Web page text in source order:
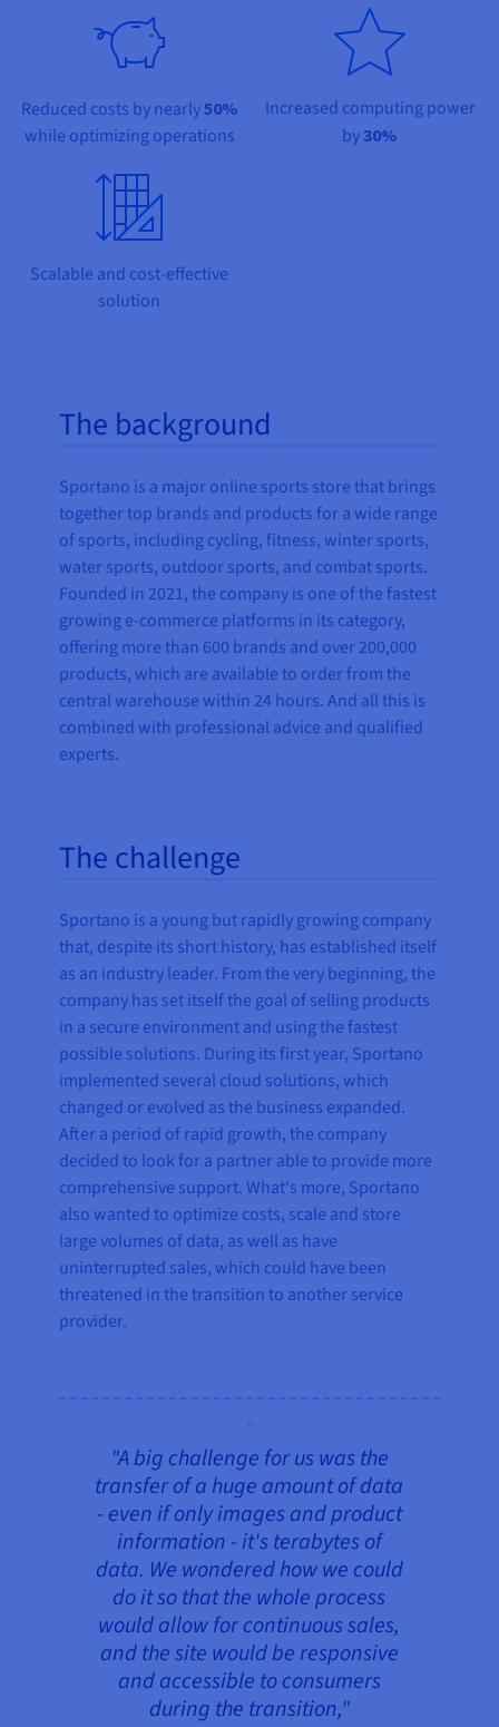
Beschikbaarheid per regio
Roadmap & Changelog
Monitoring
Roadmap & Changelog
Roadmap & Changelog
Roadmap & Changelog
Roadmap & Changelog
Reduced costs by nearly50%
while optimizing operations
Increased computing power
by30%
Scalable and cost-effective
solution
The background
Sportano is a major online sports store that brings
together top brands and products for a wide range
of sports, includingcycling, fitness, winter sports,
water sports, outdoor sports, and combat sports.
Founded in 2021, the company is one of the fastest
growing e-commerce platforms in its category,
offeringmore than 600 brands and over 200,000
products, which are available to order from the
central warehouse within 24 hours. And all this is
combined with professional advice and qualified
experts.
The challenge
Sportano is a young but rapidly growing company
that, despite its short history, has established itself
as an industry leader. From the very beginning, the
company has set itself the goal of selling products
in a secure environment and using the fastest
possible solutions. During its first year, Sportano
implemented several cloud solutions, which
changed or evolved as the business expanded.
After a period of rapid growth, the company
decided to look for a partner able to provide more
comprehensive support. What's more, Sportano
also wanted to optimize costs, scale and store
large volumes of data, as well as have
uninterrupted sales, which could have been
threatened in the transition to another service
provider.
"A big challenge for us was the
transfer of a huge amount of data
- even if only images and product
information - it's terabytes of
data. We wondered how we could
do it so that the whole process
would allow for continuous sales,
and the site would be responsive
and accessible to consumers
during the transition,"